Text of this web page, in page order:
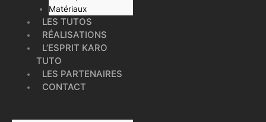
Matériaux
LES TUTOS
RÉALISATIONS
L’ESPRIT KARO
TUTO
LES PARTENAIRES
CONTACT